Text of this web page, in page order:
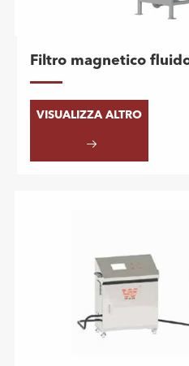
Filtro magnetico
VISUALIZZA ALTRO
